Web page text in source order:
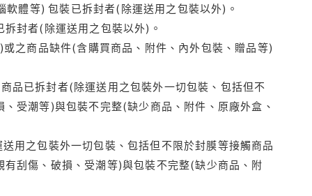
體等) 包裝已拆封者(除運送用之包裝以外)。
封者(除運送用之包裝以外)。
之商品缺件(含購買商品、附件、內外包裝、贈品等)
品已拆封者(除運送用之包裝外一切包裝、包括但不
受潮等)與包裝不完整(缺少商品、附件、原廠外盒、
用之包裝外一切包裝、包括但不限於封膜等接觸商品
刮傷、破損、受潮等)與包裝不完整(缺少商品、附